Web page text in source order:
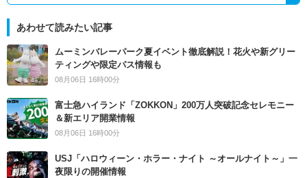
あわせて読みたい記事
ムーミンバレーパーク夏イベント徹底解説！花火や新グリー
ティングや限定パス情報も
08月06日 16時00分
富士急ハイランド「ZOKKON」200万人突破記念セレモニー
＆新エリア開業情報
08月06日 16時00分
USJ「ハロウィーン・ホラー・ナイト ～オールナイト～」一
夜限りの開催情報